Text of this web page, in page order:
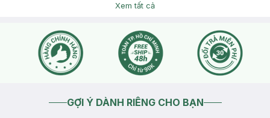
Xem tất cả
GỢI Ý DÀNH RIÊNG CHO BẠN